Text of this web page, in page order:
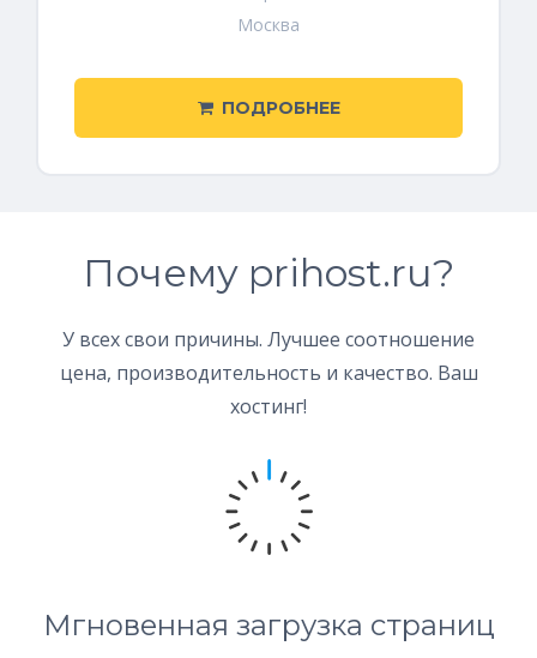
Москва
ПОДРОБНЕЕ
Почему prihost.ru?
У всех свои причины. Лучшее соотношение
цена, производительность и качество. Ваш
хостинг!
Мгновенная загрузка страниц